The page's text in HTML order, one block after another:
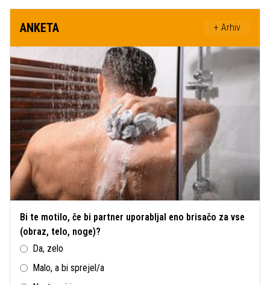
ANKETA + Arhiv
Bi te motilo, če bi partner uporabljal eno brisačo za vse
(obraz, telo, noge)?
Da, zelo
Malo, a bi sprejel/a